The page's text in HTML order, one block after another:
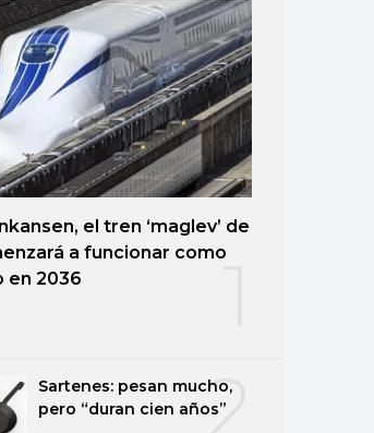
el tren ‘maglev’ de
a funcionar como
en 2036
2
Sartenes: pesan mucho,
pero “duran cien años”